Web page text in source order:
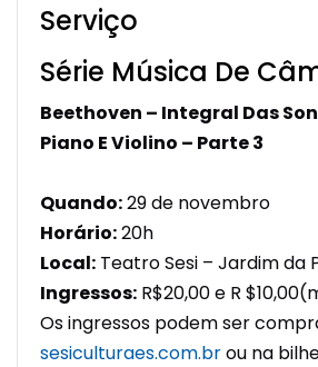
Serviço
Série Música De
Beethoven – Integral Das
Piano E Violino – Parte 3
Quando:29 de novembro
Horário:20h
Local: Teatro Sesi – Jardim da
Ingressos: R$20,00 e R
Os ingressos podem ser
sesiculturaes.com.brou na